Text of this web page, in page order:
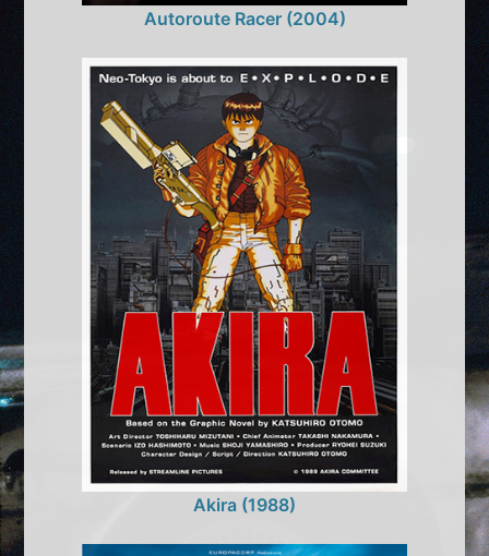
Autoroute Racer (2004)
Akira (1988)